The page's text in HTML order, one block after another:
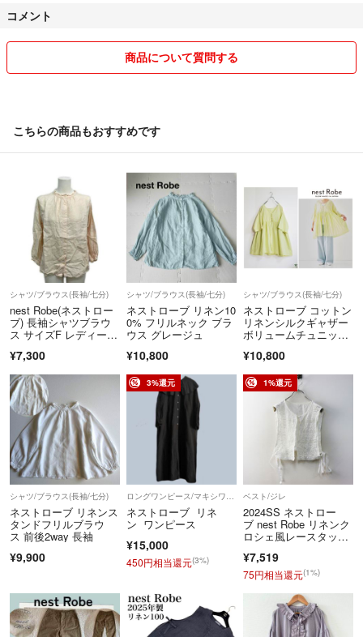
また殆ど送料込となり、
主に普通郵便として送ります。
ノークレームノーリターンでご利用お願い致します
コメント
商品について質問する
こちらの商品もおすすめです
シャツ/ブラウス(長袖/七分)
nest Robe(ネストロー
ブ) 長袖シャツブラウ
ス サイズF レディー
ル/ギャザー
¥7,300
シャツ/ブラウス(長袖/七分)
ネストローブ リネン10
0% フリルネック ブラ
ウス グレージュ
¥10,800
シャツ/ブラウス(長袖/七分)
ネストローブ コットン
リネンシルクギャザー
ボリュームチュニッ
¥10,800
シャツ/ブラウス(長袖/七分)
ネストローブ リネンス
タンドフリルブラウ
ス 前後2way 長袖
¥9,900
3%還元
ネストローブ リネ
ン ワンピース
¥15,000
450円相当還元(3%)
1%還元
ベスト/ジレ
2024SS ネストロー
ブ nest Robe リネンク
ロシェ風レースタッカ
ト ジレ 透かし ノース
リーブ リボン【24000
15084855】
¥7,519
75円相当還元(1%)